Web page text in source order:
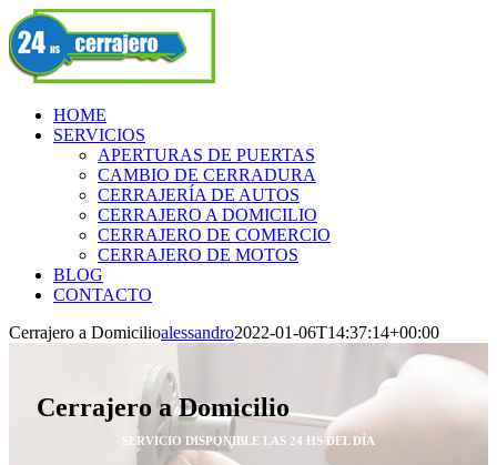
Skip
to
content
Facebook
HOME
SERVICIOS
APERTURAS DE PUERTAS
CAMBIO DE CERRADURA
CERRAJERÍA DE AUTOS
CERRAJERO A DOMICILIO
CERRAJERO DE COMERCIO
CERRAJERO DE MOTOS
BLOG
CONTACTO
Cerrajero a Domicilioalessandro2022-01-06T14:37:14+00:00
Cerrajero a Domicilio
SERVICIO DISPONIBLE LAS 24 HS DEL DÍA